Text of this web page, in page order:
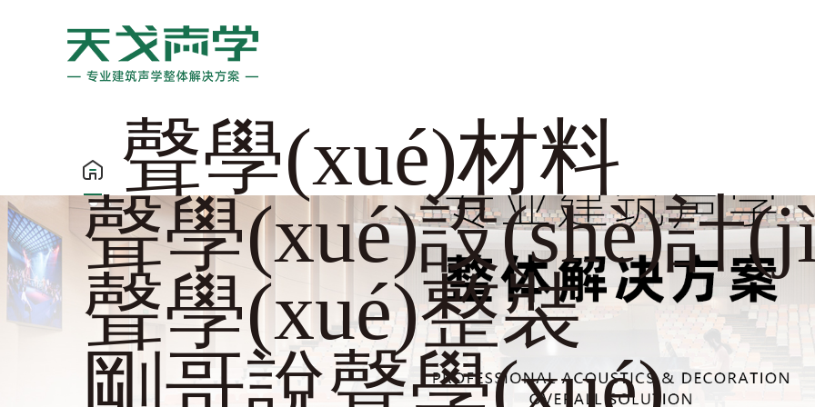
聲學(xué)材料
聲學(xué)設(shè)計
聲學(xué)整裝
剛哥說聲學(xué)